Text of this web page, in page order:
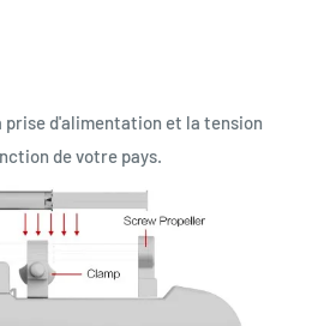
prise d'alimentation et la tension
de votre pays.